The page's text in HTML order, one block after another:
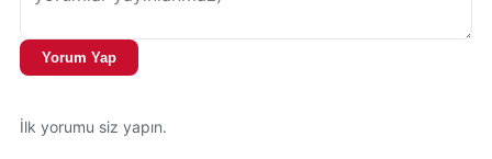
üzerinde olumlu etkiler bıraktığı belirtilirken, benzer
sosyal sorumluluk etkinliklerinin ilerleyen
Yorum Yap
İlk yorumu siz yapın.